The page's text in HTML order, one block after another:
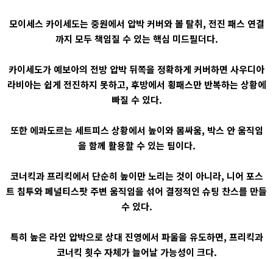
모이세스 카이세도는 중원에서 압박 커버와 볼 탈취, 전진 패스 연결
까지 모두 책임질 수 있는 핵심 미드필더다.
카이세도가 예보아의 전방 압박 뒤쪽을 정확하게 커버하면 사우디아
라비아는 쉽게 전진하지 못하고, 후방에서 횡패스만 반복하는 상황에
빠질 수 있다.
또한 에콰도르는 세트피스 상황에서 높이와 몸싸움, 박스 안 움직임
을 함께 활용할 수 있는 팀이다.
코너킥과 프리킥에서 단순히 높이만 노리는 것이 아니라, 니어 포스
트 침투와 페널티스팟 주변 움직임을 섞어 결정적인 슈팅 찬스를 만들
수 있다.
특히 높은 라인 압박으로 상대 진영에서 파울을 유도하면, 프리킥과
코너킥 횟수 자체가 늘어날 가능성이 크다.